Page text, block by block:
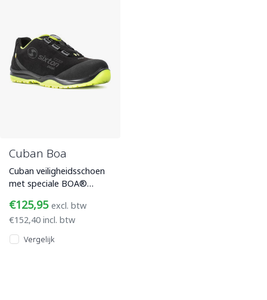
Cuban Boa
Cuban veiligheidsschoen
met speciale BOA®
bovenwerk van
microfiber en suède,
€125,95 excl. btw
€152,40 incl. btw
Vergelijk